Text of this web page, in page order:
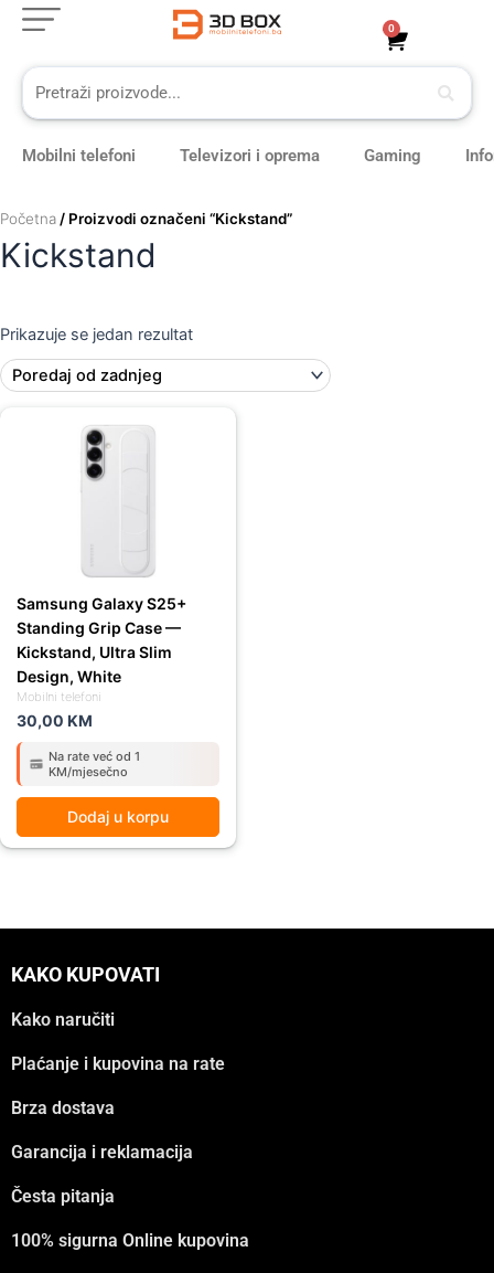
Skip
content
0
Cart
Mobilni telefoni Televizori i oprema Gaming
Početna / Proizvodi označeni “Kickstand”
Kickstand
Prikazuje se jedan rezultat
Mobilni telefoni
Samsung Galaxy S25+
Standing Grip Case —
Kickstand, Ultra Slim
Design, White
30,00 KM
Na rate već od 1
KM/mjesečno
Dodaj u korpu
KAKO KUPOVATI
Kako naručiti
Plaćanje i kupovina na rate
Brza dostava
Garancija i reklamacija
Česta pitanja
100% sigurna Online kupovina